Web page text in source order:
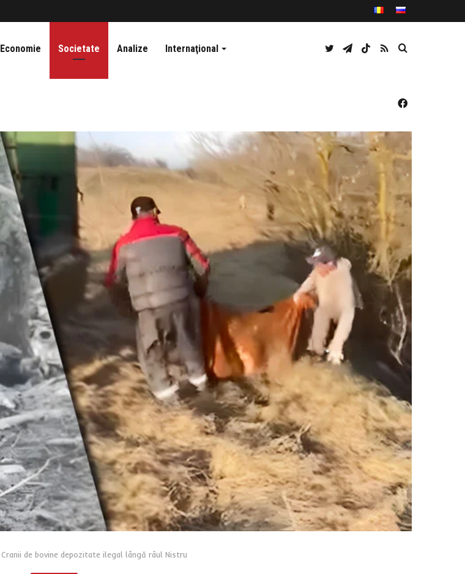
Economie Societate Analize Internaţional Caută
RSS
TikTok
Telegram
Twitter
Facebook
Cranii de bovine depozitate ilegal lângă râul Nistru